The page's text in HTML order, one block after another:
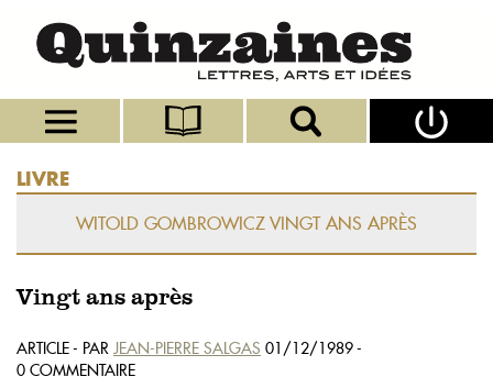
LIVRE
WITOLD GOMBROWICZ VINGT ANS APRÈS
Vingt ans après
ARTICLE - PAR JEAN-PIERRE SALGAS 01/12/1989 -
0 COMMENTAIRE